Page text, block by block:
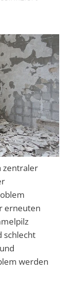
zentraler
erneuten
schlecht
werden